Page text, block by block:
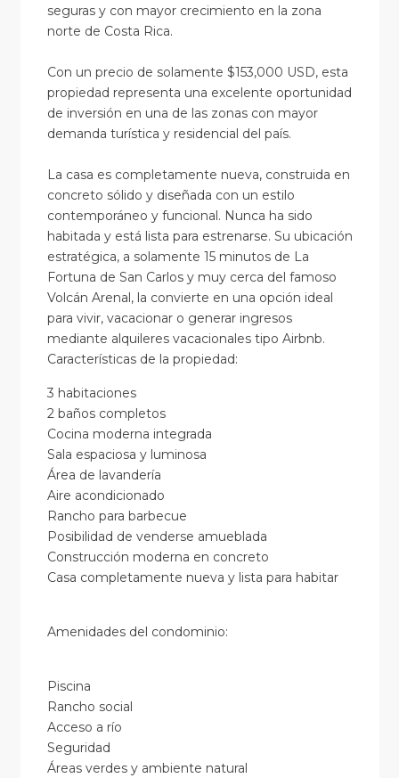
seguras y con mayor crecimiento en la zona
norte de Costa Rica.
Con un precio de solamente $153,000 USD, esta
propiedad representa una excelente oportunidad
de inversión en una de las zonas con mayor
demanda turística y residencial del país.
La casa es completamente nueva, construida en
concreto sólido y diseñada con un estilo
contemporáneo y funcional. Nunca ha sido
habitada y está lista para estrenarse. Su ubicación
estratégica, a solamente 15 minutos de La
Fortuna de San Carlos y muy cerca del famoso
Volcán Arenal, la convierte en una opción ideal
para vivir, vacacionar o generar ingresos
mediante alquileres vacacionales tipo Airbnb.
Características de la propiedad:
3 habitaciones
2 baños completos
Cocina moderna integrada
Sala espaciosa y luminosa
Área de lavandería
Aire acondicionado
Rancho para barbecue
Posibilidad de venderse amueblada
Construcción moderna en concreto
Casa completamente nueva y lista para habitar
Amenidades del condominio:
Piscina
Rancho social
Acceso a río
Seguridad
Áreas verdes y ambiente natural